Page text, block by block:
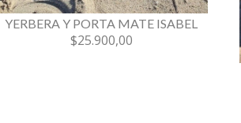
YERBERA Y PORTA MATE ISABEL
$25.900,00